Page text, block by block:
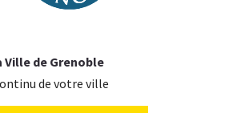
Ville de Grenoble
de votre ville